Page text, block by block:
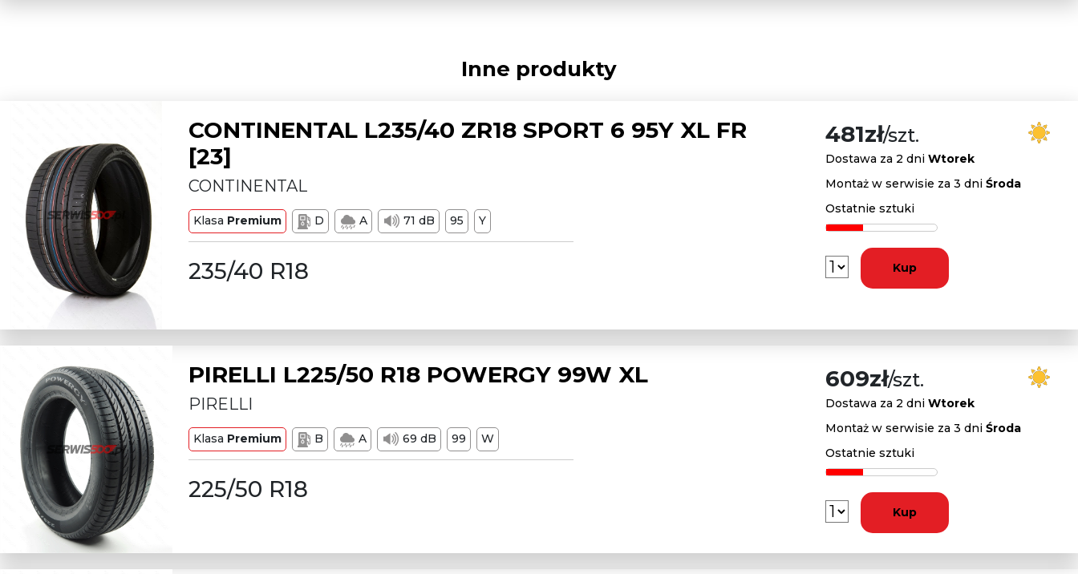
Inne produkty
CONTINENTAL L235/40 ZR18 SPORT 6 95Y XL FR
[23]
CONTINENTAL
Klasa Premium D A 71 dB 95 Y
235/40 R18
481zł/szt.
Dostawa za 2 dni Wtorek
Montaż w serwisie za 3 dni Środa
Ostatnie sztuki
Kup
PIRELLI L225/50 R18 POWERGY 99W XL
PIRELLI
Klasa Premium B A 69 dB 99 W
225/50 R18
609zł/szt.
Dostawa za 2 dni Wtorek
Montaż w serwisie za 3 dni Środa
Ostatnie sztuki
Kup